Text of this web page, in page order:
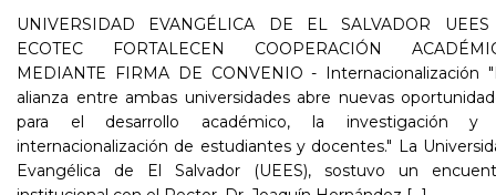
UNIVERSIDAD EVANGÉLICA DE EL SALVADOR
ECOTEC FORTALECEN COOPERACIÓN
MEDIANTE FIRMA DE CONVENIO - Internacionalización
alianza entre ambas universidades abre nuevas
para el desarrollo académico, la investigación y
internacionalización de estudiantes y docentes." La
Evangélica de El Salvador (UEES), sostuvo un